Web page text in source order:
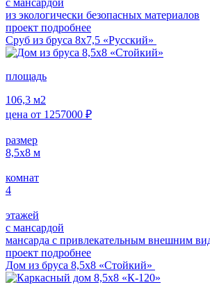
из экологически безопасных материалов
проект подробнее
Сруб из бруса 8х7,5 «Русский»
площадь
106,3 м2
цена от 1257000 ₽
размер
8,5х8 м
комнат
4
этажей
с мансардой
мансарда с привлекательным внешним
проект подробнее
Дом из бруса 8,5х8 «Стойкий»